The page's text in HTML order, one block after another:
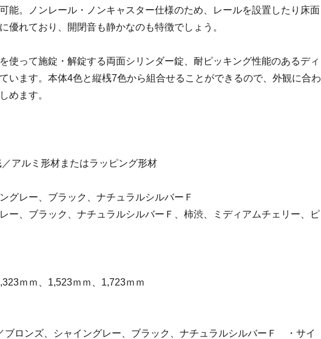
能。ノンレール・ノンキャスター仕様のため、レールを設置したり床面
優れており、開閉音も静かなのも特徴でしょう。
使って施錠・解錠する両面シリンダー錠、耐ピッキング性能のあるディ
います。本体4色と縦桟7色から組合せることができるので、外観に合わ
めます。
アルミ形材またはラッピング形材
グレー、ブラック、ナチュラルシルバーＦ
ー、ブラック、ナチュラルシルバーＦ、柿渋、ミディアムチェリー、ピ
ｍｍ、1,523ｍｍ、1,723ｍｍ
ロンズ、シャイングレー、ブラック、ナチュラルシルバーＦ ・サイ